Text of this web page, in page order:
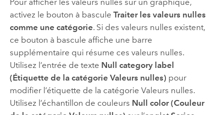
activez le bouton à bascule Traiter les valeurs nulles
comme une catégorie. Si des valeurs nulles existent,
ce bouton à bascule affiche une barre
supplémentaire qui résume ces valeurs nulles.
Utilisez l’entrée de texte Null category label
(Étiquette de la catégorie Valeurs nulles) pour
modifier l’étiquette de la catégorie Valeurs nulles.
Utilisez l’échantillon de couleurs Null color (Couleur